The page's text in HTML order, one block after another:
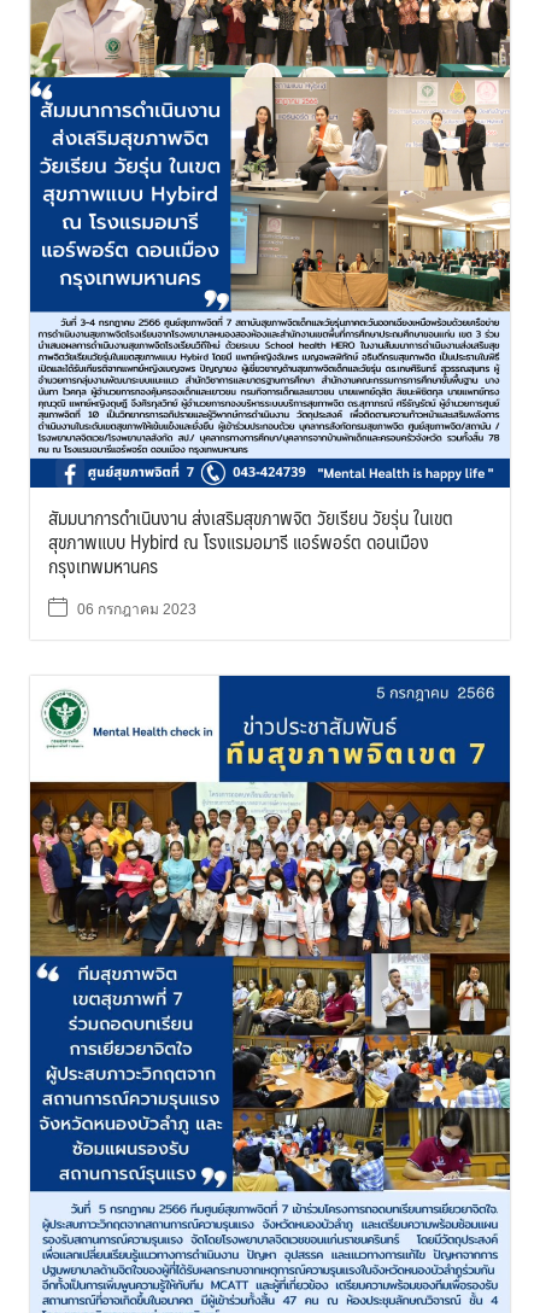
สัมมนาการดำเนินงาน ส่งเสริมสุขภาพจิต วัยเรียน วัยรุ่น ในเขต
สุขภาพแบบ Hybird ณ โรงแรมอมารี แอร์พอร์ต ดอนเมือง
กรุงเทพมหานคร
06 กรกฎาคม 2023